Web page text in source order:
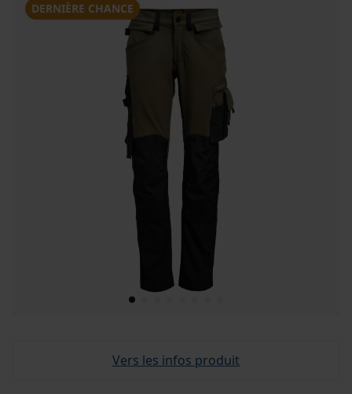
DERNIÈRE CHANCE
Vers les infos produit